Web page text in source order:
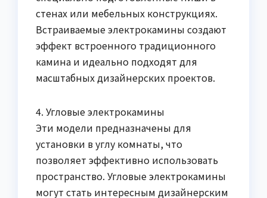
стенах или мебельных конструкциях.
Встраиваемые электрокамины создают
эффект встроенного традиционного
камина и идеально подходят для
масштабных дизайнерских проектов.
4. Угловые электрокамины
Эти модели предназначены для
установки в углу комнаты, что
позволяет эффективно использовать
пространство. Угловые электрокамины
могут стать интересным дизайнерским